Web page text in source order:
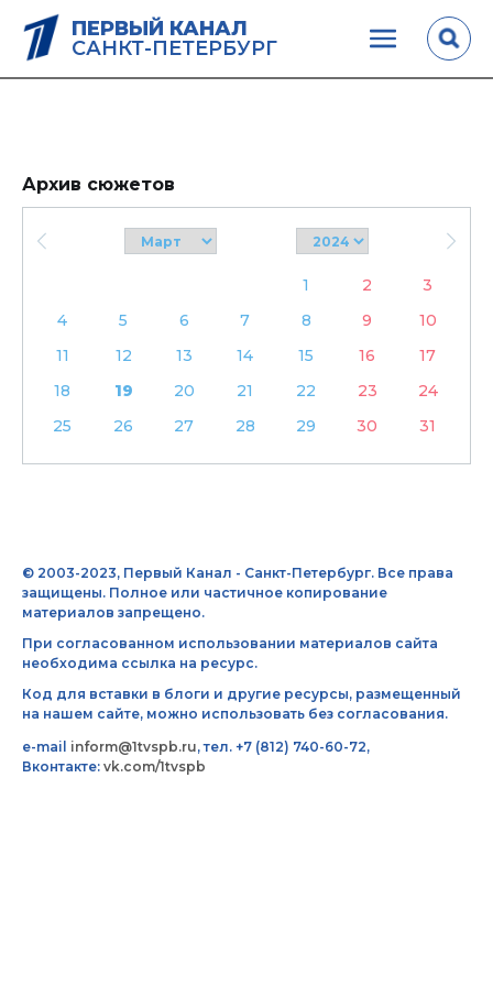
ПЕРВЫЙ КАНАЛ
САНКТ-ПЕТЕРБУРГ
Архив сюжетов
1 2
3
4
5 6 7 8 9
10
11
12 13 14 15 16
17
18
19 20 21 22 23
24
25
26 27 28 29 30 31
© 2003-2023, Первый Канал - Санкт-Петербург. Все права
защищены. Полное или частичное копирование
материалов запрещено.
При согласованном использовании материалов сайта
необходима ссылка на ресурс.
Код для вставки в блоги и другие ресурсы, размещенный
на нашем сайте, можно использовать без согласования.
e-mail inform@1tvspb.ru, тел. +7 (812) 740-60-72,
Вконтакте: vk.com/1tvspb